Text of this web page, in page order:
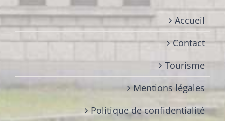
Accueil
Contact
Tourisme
Mentions légales
Politique de confidentialité